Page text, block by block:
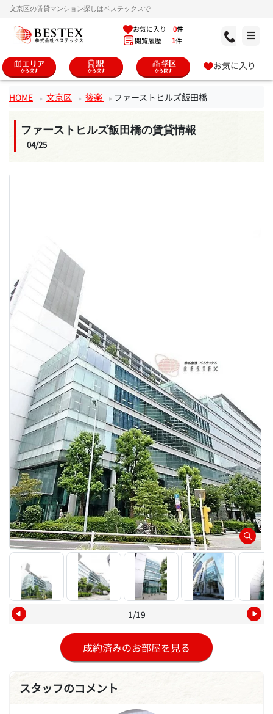
文京区の賃貸マンション探しはベステックスで
お気に入り 0件
閲覧履歴 1件
お気に入り
HOME 文京区 後楽 ファーストヒルズ飯田橋
ファーストヒルズ飯田橋の賃貸情報
04/25
1/19
成約済みのお部屋を見る
スタッフのコメント